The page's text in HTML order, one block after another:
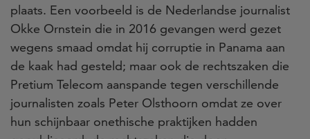
plaats. Een voorbeeld is de Nederlandse journalist
Okke Ornstein die in 2016 gevangen werd gezet
wegens smaad omdat hij corruptie in Panama aan
de kaak had gesteld; maar ook de rechtszaken die
Pretium Telecom aanspande tegen verschillende
journalisten zoals Peter Olsthoorn omdat ze over
hun schijnbaar onethische praktijken hadden